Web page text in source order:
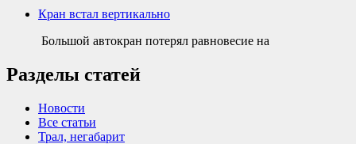
Кран встал вертикально
Большой автокран потерял равновесие на
Разделы статей
Новости
Все статьи
Трал, негабарит